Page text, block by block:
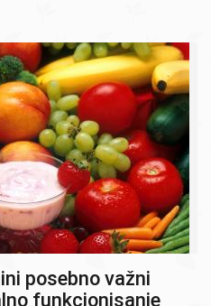
posebno važni
funkcionisanje